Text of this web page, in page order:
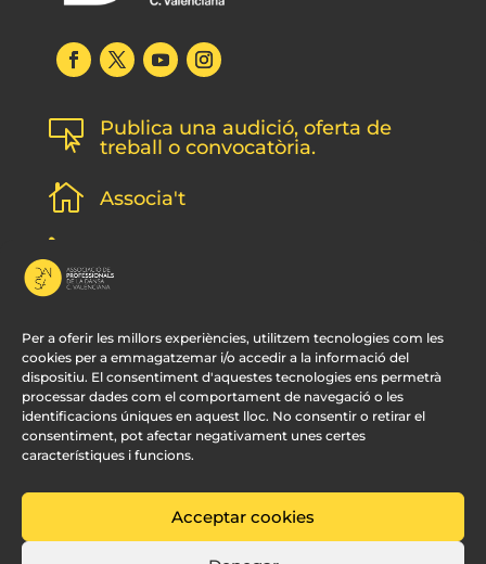
Per a oferir les millors experiències, utilitzem tecnologies com les
cookies per a emmagatzemar i/o accedir a la informació del
dispositiu. El consentiment d'aquestes tecnologies ens permetrà
processar dades com el comportament de navegació o les
identificacions úniques en aquest lloc. No consentir o retirar el
consentiment, pot afectar negativament unes certes
característiques i funcions.
Acceptar cookies

Publica una audició, oferta de
treball o convocatòria.
 Associa't
l
Disseny Web Valencia:Innobing